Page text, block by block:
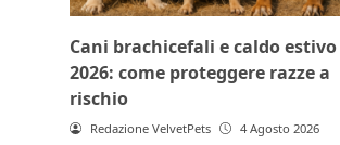
Cani brachicefali e caldo estivo
2026: come proteggere razze a
rischio
Redazione VelvetPets 4 Agosto 2026